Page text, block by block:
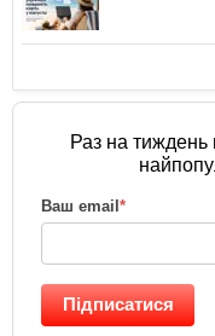
Раз на
Ваш email *
Підписатися